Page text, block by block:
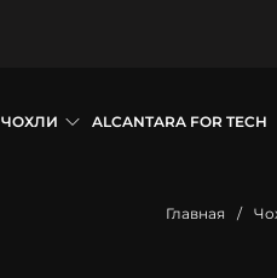
ЧОХЛИ ALCANTARA FOR TECH
Главная /